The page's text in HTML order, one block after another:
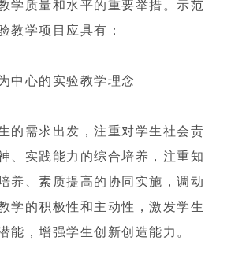
学质量和水平的重要举措。示范
教学项目应具有：
中心的实验教学理念
的需求出发，注重对学生社会责
、实践能力的综合培养，注重知
养、素质提高的协同实施，调动
学的积极性和主动性，激发学生
能，增强学生创新创造能力。